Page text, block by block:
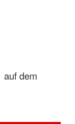
auf dem